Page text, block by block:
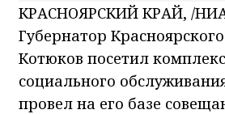
КРАСНОЯРСКИЙ КРАЙ, /
Губернатор
Котюков посетил
социального
провел на его базе